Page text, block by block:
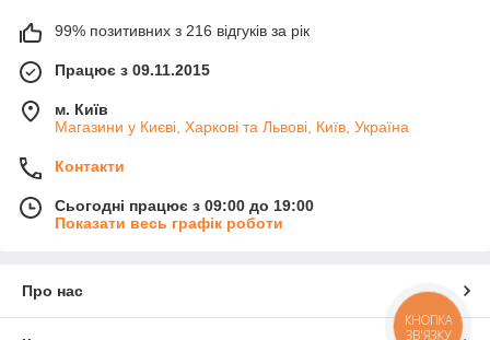
99% позитивних з 216 відгуків за рік
Працює з 09.11.2015
м. Київ
Магазини у Києві, Харкові та Львові, Київ, Україна
Контакти
Сьогодні працює з 09:00 до 19:00
Показати весь графік роботи
Про нас
КНОПКА
ЗВ'ЯЗКУ